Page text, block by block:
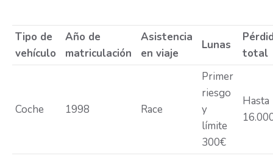
Tipo de
vehículo
Año de
matriculación
Asistencia
en viaje
Lunas
total
Coche 1998 Race
Primer
riesgo
y
límite
300€
Hasta